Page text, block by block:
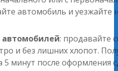
автомобиль и уезжайте
: продавайте
и без лишних хлопот.
5 минут после оформления